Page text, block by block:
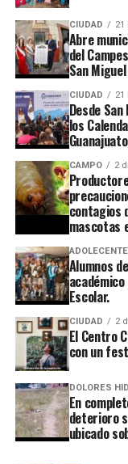
CIUDAD 21
Abre
del
San
CIUDAD 21
Desde
los
CAMPO 2
contagios
mascotas
Alumnos
Escolar.
CIUDAD 2
El Centro
con un
DOLORES
En
deterioro
ubicado